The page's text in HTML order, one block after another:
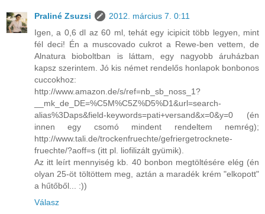
Praliné Zsuzsi
2012. március 7. 0:11
Igen, a 0,6 dl az 60 ml, tehát egy icipicit több legyen, mint
fél deci! Én a muscovado cukrot a Rewe-ben vettem, de
Alnatura bioboltban is láttam, egy nagyobb áruházban
kapsz szerintem. Jó kis német rendelős honlapok bonbonos
cuccokhoz:
http://www.amazon.de/s/ref=nb_sb_noss_1?
__mk_de_DE=%C5M%C5Z%D5%D1&url=search-
alias%3Daps&field-keywords=pati+versand&x=0&y=0 (én
innen egy csomó mindent rendeltem nemrég);
http://www.tali.de/trockenfruechte/gefriergetrocknete-
fruechte/?aoff=s (itt pl. liofilizált gyümik).
Az itt leírt mennyiség kb. 40 bonbon megtöltésére elég (én
olyan 25-öt töltöttem meg, aztán a maradék krém "elkopott"
a hűtőből... :))
Válasz